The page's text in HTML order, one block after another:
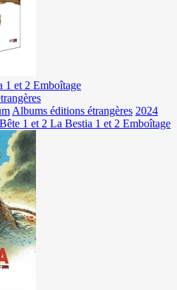
1 et 2 Emboîtage
Albums éditions étrangères 2024
1 et 2 La Bestia 1 et 2 Emboîtage